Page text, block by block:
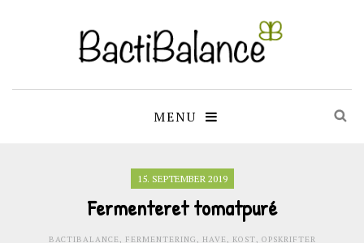
MENU
15. SEPTEMBER 2019
Fermenteret tomatpuré
BACTIBALANCE, FERMENTERING, HAVE, KOST, OPSKRIFTER